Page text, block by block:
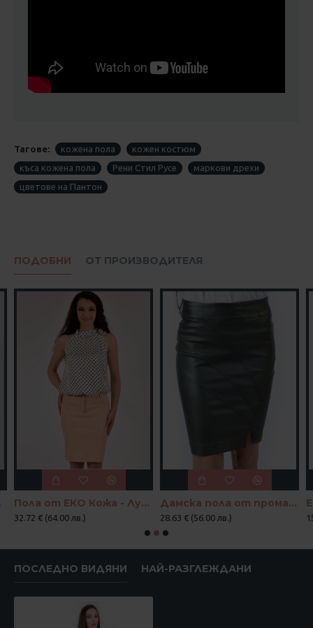
Тагове: кожена пола
кожен костюм
къса кожена пола
Рени Стил Русе
маркови дрехи
цветове на Пантон
ПОДОБНИ ОТ ПРОИЗВОДИТЕЛЯ
Пола от ЕКО Кожа - Лукс Комфорт
32.72 € (64.00 лв.)
Дамска пола от промазка във войнишко зелено
28.63 € (56.00 лв.)
ПОСЛЕДНО ВИДЯНИ НАЙ-РАЗГЛЕЖДАНИ